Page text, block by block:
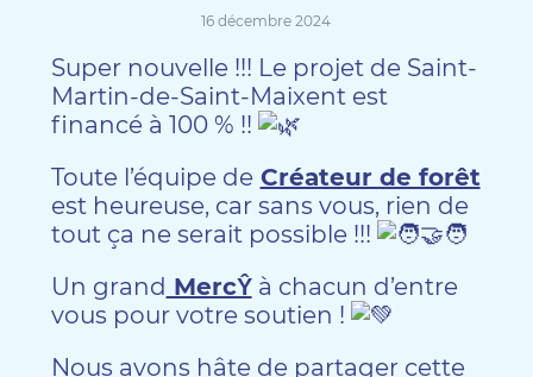
16 décembre 2024
Super nouvelle !!! Le projet de Saint-
Martin-de-Saint-Maixent est
financé à 100 % !!
Toute l’équipe de Créateur de forêt
est heureuse, car sans vous, rien de
tout ça ne serait possible !!!
Un grand MercŶà chacun d’entre
vous pour votre soutien !
Nous avons hâte de partager cette